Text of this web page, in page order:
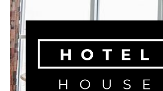
Skip to content